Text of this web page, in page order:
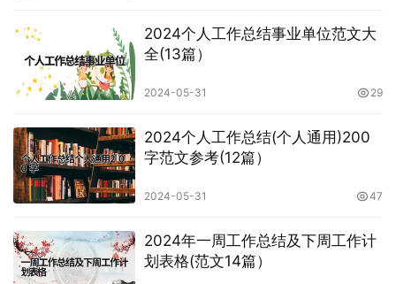
2024个人工作总结事业单位范文大
全(13篇）
2024-05-31 29
2024个人工作总结(个人通用)200
字范文参考(12篇）
2024-05-31 47
2024年一周工作总结及下周工作计
划表格(范文14篇）